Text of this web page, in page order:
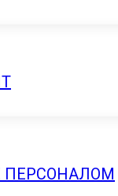
ПЕРСОНАЛОМ